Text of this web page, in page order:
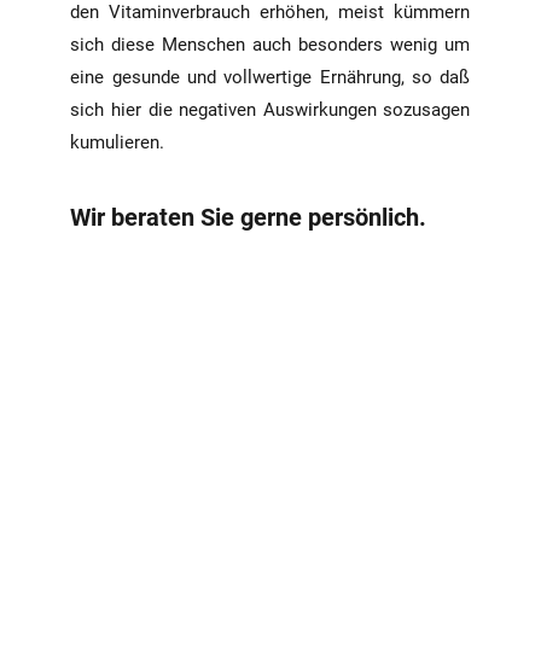
den Vitaminverbrauch erhöhen, meist kümmern
sich diese Menschen auch besonders wenig um
eine gesunde und vollwertige Ernährung, so daß
sich hier die negativen Auswirkungen sozusagen
kumulieren.
Wir beraten Sie gerne persönlich.